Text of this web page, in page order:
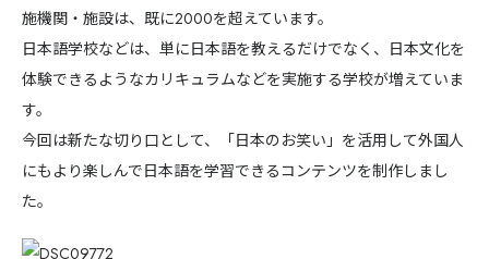
施機関・施設は、既に2000を超えています。
日本語学校などは、単に日本語を教えるだけでなく、日本文化を
体験できるようなカリキュラムなどを実施する学校が増えていま
す。
今回は新たな切り口として、「日本のお笑い」を活用して外国人
にもより楽しんで日本語を学習できるコンテンツを制作しまし
た。